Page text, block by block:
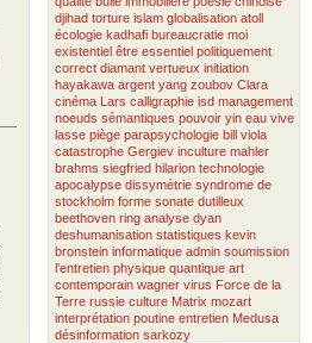
djihad torture islam globalisation atoll
écologie kadhafi bureaucratie moi
existentiel être essentiel politiquement
correct diamant vertueux initiation
hayakawa argent yang zoubov Clara
cinéma Lars calligraphie isd management
noeuds sémantiques pouvoir yin eau vive
lasse piège parapsychologie bill viola
catastrophe Gergiev inculture mahler
brahms siegfried hilarion technologie
apocalypse dissymétrie syndrome de
stockholm forme sonate dutilleux
beethoven ring analyse dyan
deshumanisation statistiques kevin
bronstein informatique admin soumission
l'entretien physique quantique art
contemporain wagner virus Force de la
Terre russie culture Matrix mozart
interprétation poutine entretien Medusa
désinformation sarkozy